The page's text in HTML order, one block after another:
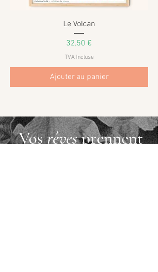
Le Volcan
Prix
32,50 €
TVA Incluse
Ajouter au panier
Vosrêvesprennent